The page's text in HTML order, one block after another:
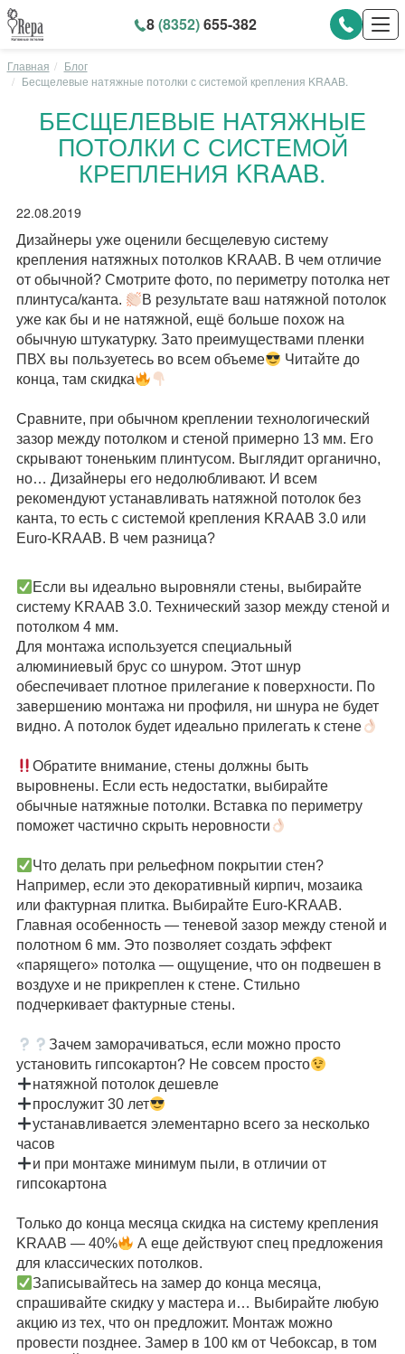
8(8352)655-382
Главная
Блог
Бесщелевые натяжные потолки с системой крепления KRAAB.
БЕСЩЕЛЕВЫЕ НАТЯЖНЫЕ
ПОТОЛКИ С СИСТЕМОЙ
КРЕПЛЕНИЯ KRAAB.
22.08.2019
Дизайнеры уже оценили бесщелевую систему
крепления натяжных потолков KRAAB. В чем отличие
от обычной? Смотрите фото, по периметру потолка нет
плинтуса/канта.
В результате ваш натяжной потолок
уже как бы и не натяжной, ещё больше похож на
обычную штукатурку. Зато преимуществами пленки
ПВХ вы пользуетесь во всем объеме
Читайте до
конца, там скидка
Сравните, при обычном креплении технологический
зазор между потолком и стеной примерно 13 мм. Его
скрывают тоненьким плинтусом. Выглядит органично,
но… Дизайнеры его недолюбливают. И всем
рекомендуют устанавливать натяжной потолок без
канта, то есть с системой крепления KRAAB 3.0 или
Euro-KRAAB. В чем разница?
Если вы идеально выровняли стены, выбирайте
систему KRAAB 3.0. Технический зазор между стеной и
потолком 4 мм.
Для монтажа используется специальный
алюминиевый брус со шнуром. Этот шнур
обеспечивает плотное прилегание к поверхности. По
завершению монтажа ни профиля, ни шнура не будет
видно. А потолок будет идеально прилегать к стене
Обратите внимание, стены должны быть
выровнены. Если есть недостатки, выбирайте
обычные натяжные потолки. Вставка по периметру
поможет частично скрыть неровности
Что делать при рельефном покрытии стен?
Например, если это декоративный кирпич, мозаика
или фактурная плитка. Выбирайте Euro-KRAAB.
Главная особенность — теневой зазор между стеной и
полотном 6 мм. Это позволяет создать эффект
«парящего» потолка — ощущение, что он подвешен в
воздухе и не прикреплен к стене. Стильно
подчеркивает фактурные стены.
Зачем заморачиваться, если можно просто
установить гипсокартон? Не совсем просто
натяжной потолок дешевле
прослужит 30 лет
устанавливается элементарно всего за несколько
часов
и при монтаже минимум пыли, в отличии от
гипсокартона
Только до конца месяца скидка на систему крепления
KRAAB — 40%
А еще действуют спец предложения
для классических потолков.
Записывайтесь на замер до конца месяца,
спрашивайте скидку у мастера и… Выбирайте любую
акцию из тех, что он предложит. Монтаж можно
провести позднее. Замер в 100 км от Чебоксар, в том